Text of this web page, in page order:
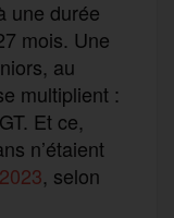
une durée
mois. Une
au
multiplient :
Et ce,
n’étaient
2023, selon